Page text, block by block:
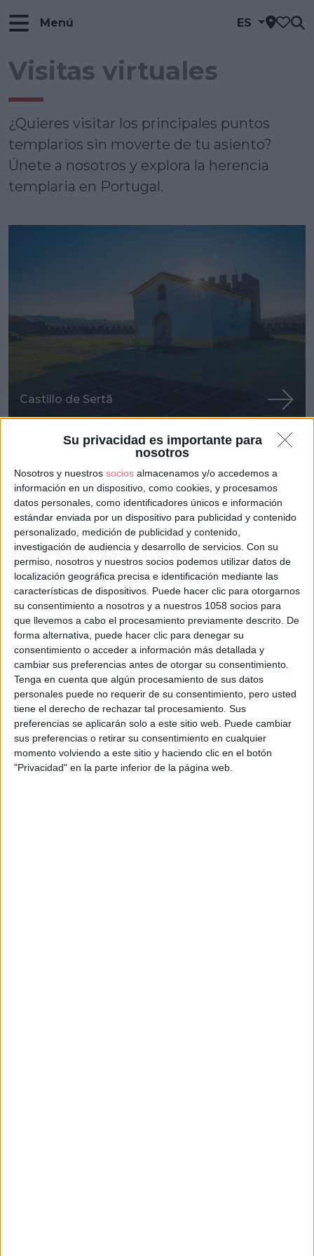
Su privacidad es importante para
nosotros
Nosotros y nuestros socios almacenamos y/o accedemos a
información en un dispositivo, como cookies, y procesamos
datos personales, como identificadores únicos e información
estándar enviada por un dispositivo para publicidad y contenido
personalizado, medición de publicidad y contenido,
investigación de audiencia y desarrollo de servicios. Con su
permiso, nosotros y nuestros socios podemos utilizar datos de
localización geográfica precisa e identificación mediante las
características de dispositivos. Puede hacer clic para otorgarnos
su consentimiento a nosotros y a nuestros 1058 socios para
que llevemos a cabo el procesamiento previamente descrito. De
forma alternativa, puede hacer clic para denegar su
consentimiento o acceder a información más detallada y
cambiar sus preferencias antes de otorgar su consentimiento.
Tenga en cuenta que algún procesamiento de sus datos
personales puede no requerir de su consentimiento, pero usted
tiene el derecho de rechazar tal procesamiento. Sus
preferencias se aplicarán solo a este sitio web. Puede cambiar
sus preferencias o retirar su consentimiento en cualquier
momento volviendo a este sitio y haciendo clic en el botón
"Privacidad" en la parte inferior de la página web.
Menú ES
Visitas virtuales
¿Quieres visitar los principales puntos
templarios sin moverte de tu asiento?
Únete a nosotros y explora la herencia
templaria en Portugal.
Castillo de Sertã
Castillo de Ourém